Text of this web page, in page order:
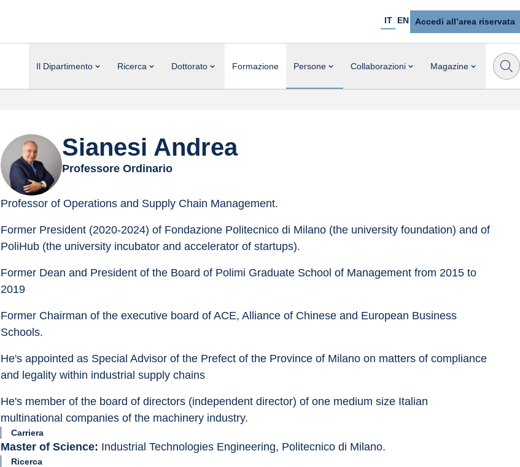
IT EN Accedi all’area riservata
Il Dipartimento Ricerca Dottorato Formazione Persone Collaborazioni Magazine
Sianesi Andrea
Professore Ordinario
Professor of Operations and Supply Chain Management.
Former President (2020-2024) of Fondazione Politecnico di Milano (the university foundation) and of
PoliHub (the university incubator and accelerator of startups).
Former Dean and President of the Board of Polimi Graduate School of Management from 2015 to
2019
Former Chairman of the executive board of ACE, Alliance of Chinese and European Business
Schools.
He's appointed as Special Advisor of the Prefect of the Province of Milano on matters of compliance
and legality within industrial supply chains
He's member of the board of directors (independent director) of one medium size Italian
multinational companies of the machinery industry.
Carriera
Master of Science: Industrial Technologies Engineering, Politecnico di Milano.
Ricerca